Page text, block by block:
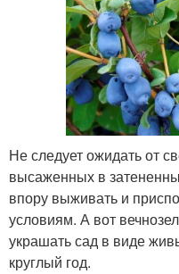
Не следует ожидать от
высаженных в
впору выживать и
условиям. А вот
украшать сад в виде
круглый год.